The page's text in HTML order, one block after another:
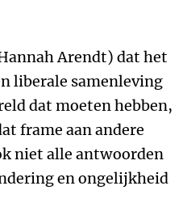
Arendt) dat het
liberale samenleving
dat moeten hebben,
frame aan andere
niet alle antwoorden
en ongelijkheid